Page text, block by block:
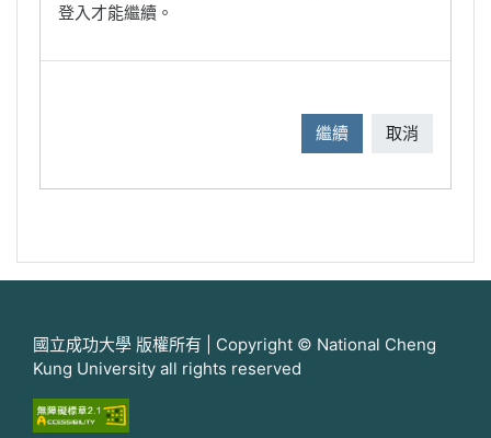
登入才能繼續。
繼續 取消
國立成功大學 版權所有 | Copyright © National Cheng
Kung University all rights reserved